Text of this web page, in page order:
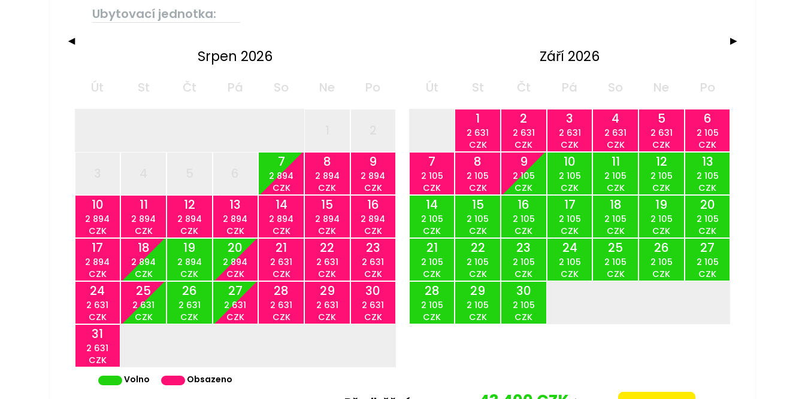
Ubytovací jednotka:
◀ ▶
Srpen 2026
Út St Čt Pá So Ne Po
7
2 894
CZK
8
2 894
CZK
9
2 894
CZK
10
2 894
CZK
11
2 894
CZK
12
2 894
CZK
13
2 894
CZK
14
2 894
CZK
15
2 894
CZK
16
2 894
CZK
17
2 894
CZK
18
2 894
CZK
19
2 894
CZK
20
2 894
CZK
21
2 631
CZK
22
2 631
CZK
23
2 631
CZK
24
2 631
CZK
25
2 631
CZK
26
2 631
CZK
27
2 631
CZK
28
2 631
CZK
29
2 631
CZK
30
2 631
CZK
31
2 631
CZK
Září 2026
Út St Čt Pá So Ne
Po
1
2 631
CZK
2
2 631
CZK
3
2 631
CZK
4
2 631
CZK
5
2 631
CZK
6
2 105
CZK
7
2 105
CZK
8
2 105
CZK
9
2 105
CZK
10
2 105
CZK
11
2 105
CZK
12
2 105
CZK
13
2 105
CZK
14
2 105
CZK
15
2 105
CZK
16
2 105
CZK
17
2 105
CZK
18
2 105
CZK
19
2 105
CZK
20
2 105
CZK
21
2 105
CZK
22
2 105
CZK
23
2 105
CZK
24
2 105
CZK
25
2 105
CZK
26
2 105
CZK
27
2 105
CZK
28
2 105
CZK
29
2 105
CZK
30
2 105
CZK
Volno Obsazeno